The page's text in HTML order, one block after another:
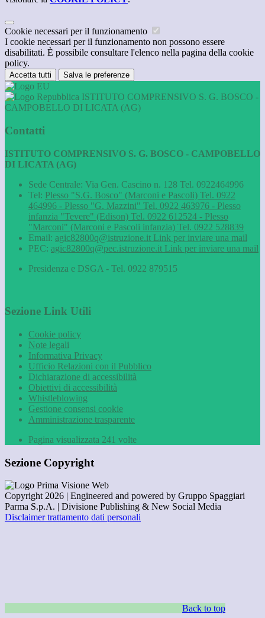
Cookie necessari per il funzionamento
I cookie necessari per il funzionamento non possono essere
disabilitati. È possibile consultare l'elenco nella pagina della cookie
policy.
Accetta tutti Salva le preferenze
ISTITUTO COMPRENSIVO S. G. BOSCO -
CAMPOBELLO DI LICATA (AG)
Contatti
ISTITUTO COMPRENSIVO S. G. BOSCO - CAMPOBELLO
DI LICATA (AG)
Sede Centrale: Via Gen. Cascino n. 128 Tel. 0922464996
Tel: Plesso "S.G. Bosco" (Marconi e Pascoli) Tel. 0922
464996 - Plesso "G. Mazzini" Tel. 0922 463976 - Plesso
infanzia "Tevere" (Edison) Tel. 0922 612524 - Plesso
"Marconi" (Marconi e Pascoli infanzia) Tel. 0922 528839
Email: agic82800q@istruzione.it Link per inviare una mail
PEC: agic82800q@pec.istruzione.it Link per inviare una mail
Presidenza e DSGA - Tel. 0922 879515
Sezione Link Utili
Cookie policy
Note legali
Informativa Privacy
Ufficio Relazioni con il Pubblico
Dichiarazione di accessibilità
Obiettivi di accessibilità
Whistleblowing
Gestione consensi cookie
Amministrazione trasparente
Pagina visualizzata 241 volte
Sezione Copyright
Copyright 2026 | Engineered and powered by Gruppo Spaggiari
Parma S.p.A. | Divisione Publishing & New Social Media
Disclaimer trattamento dati personali
Back to top